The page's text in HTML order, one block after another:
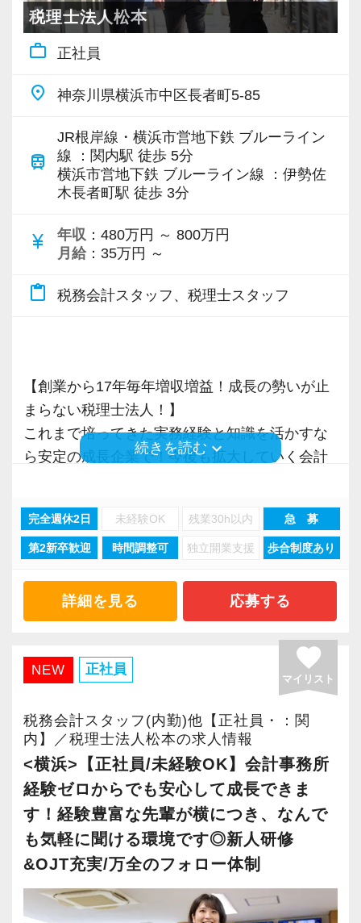
頑張れば頑張った分だけ評価されるため、希望
すればリーダーや管理職のようなポジションへ
税務の知識やスキルだけではない「人に信頼さ
ひ当社の横浜オフィスで一緒に働きましょう！
【ご紹介が多い安定企業でお客様から一番に信
私達は「税務のプロフェッショナルとしてお客
様に寄り添う」ことが一つの使命です。
ます。ご紹介案件が7割を超えているのも、そう
いった私たちの姿勢がお客様から評価されてい
るからだと自負しています。
を獲得していきます。
お客様から信頼され、心の通ったサービスを提
の道を私たちと一緒に歩んでみませんか？
【現在のスタッフの6割が業界未経験者！異業種
からの転職も大歓迎！専門用語を一から教えま
す】
で、育成には多くの実績と自信があります。
安心してこの業界に飛び込んできてください！
入社後はOJTとOFF-JTを並行してマンツーマン
で指導します。
まったくの未経験者であれば、税務や会計に関
する座学や教養はOFF-JTで学びながら実務やお
客様対応についてはOJTで実践的に研修を実
施。
創業以来17年連続増収増益、顧問先数2500以
上、全国6拠点で安定的に成長中です。
お客様に事務所までご来社いただく来所型サー
います。
専門Webサイトを10サイト以上運営しており、
新規顧問契約のお客様が毎年400件以上増加！
各オフィスに国税OB税理士が在籍しているの
応、給付金のサポート、補助金のサポートなど
ています。
また、職場環境の改善に積極的に取り組む企業
に対して認証される「社労士診断認証制度」を
施企業」の認定を受け、今後も社員が働きやす
い環境づくりを積極的に推進していきます。
おりますので、当社で将来の不安なく働いてみ
ませんか？
【横浜の事務所はこんなオフィスです】
前例のない業務でも「まずはやってみよう」と
いう姿勢で業務に取り組んでいるスタッフが多
く活躍しています。
20～30代の意欲ある若手が多く、何かと話し声
が飛び交う活気ある職場です。
例えば、
「○○さんの案件どうなってる？」
「▲▲社の税務調査について相談があって…」
「ちょっとやってみたいことが」
税理士法人松本
work_outline 正社員
place 神奈川県横浜市中区長者町5-85
train
JR根岸線・横浜市営地下鉄 ブルーライン
線 ：関内駅 徒歩 5分
横浜市営地下鉄 ブルーライン線 ：伊勢佐
木長者町駅 徒歩 3分
currency_yen 年収 ：480万円 ～ 800万円
月給 ：35万円 ～
content_paste 税務会計スタッフ、税理士スタッフ
【創業から17年毎年増収増益！成長の勢いが止
まらない税理士法人！】
これまで培ってきた実務経験と知識を活かすな
ら安定の成長企業で！今後も拡大していく会計
現在当社では「渋谷」「新宿」「錦糸町」
ます。
2021年6月に「渋谷オフィス」を新設し、その
後「新宿オフィス」「大阪オフィス」「錦糸町
オフィス」が拡張移転！
さらに2022年12月には「柏オフィス」を開設
し、2025年には大阪オフィスを増床するなど、
事業拡大を続けています。
安定性抜群の環境で自己成長を実現できます。
社員の持つ「やる・やりたい」という気持ちを
大事にしているため、資格を持っていなくて
も、スピーディーなキャリアアップが可能で
続きを読む keyboard_arrow_down
完全週休2日 未経験OK 残業30h以内 急 募
第2新卒歓迎 時間調整可 独立開業支援 歩合制度あり
詳細を見る 応募する
NEW 正社員 favorite
マイリスト
税務会計スタッフ(内勤)他【正社員・：関
内】／税理士法人松本の求人情報
<横浜>【正社員/未経験OK】会計事務所
経験ゼロからでも安心して成長できま
す！経験豊富な先輩が横につき、なんで
も気軽に聞ける環境です◎新人研修
&OJT充実/万全のフォロー体制